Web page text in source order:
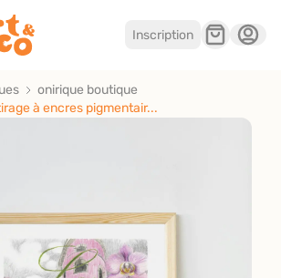
Inscription
onirique boutique
à encres pigmentair...